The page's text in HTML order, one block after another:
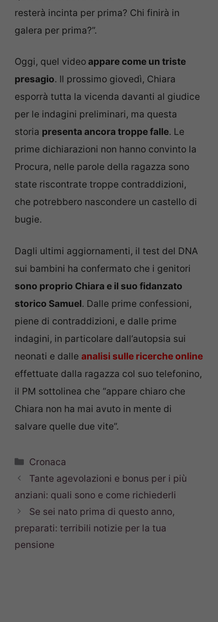
resterà incinta per prima? Chi finirà in
galera per prima?”.
Oggi, quel videoappare come un triste
presagio. Il prossimo giovedì, Chiara
esporrà tutta la vicenda davanti al giudice
per le indagini preliminari, ma questa
storia presenta ancora troppe falle. Le
prime dichiarazioni non hanno convinto la
Procura, nelle parole della ragazza sono
state riscontrate troppe contraddizioni,
che potrebbero nascondere un castello di
bugie.
Dagli ultimi aggiornamenti, il test del DNA
sui bambini ha confermato che i genitori
sono proprio Chiara e il suo fidanzato
storico Samuel. Dalle prime confessioni,
piene di contraddizioni, e dalle prime
indagini, in particolare dall’autopsia sui
neonati e dalle analisi sulle ricerche online
effettuate dalla ragazza col suo telefonino,
il PM sottolinea che “appare chiaro che
Chiara non ha mai avuto in mente di
salvare quelle due vite”.
Categorie
Cronaca
Tante agevolazioni e bonus per i più
anziani: quali sono e come richiederli
Se sei nato prima di questo anno,
preparati: terribili notizie per la tua
pensione